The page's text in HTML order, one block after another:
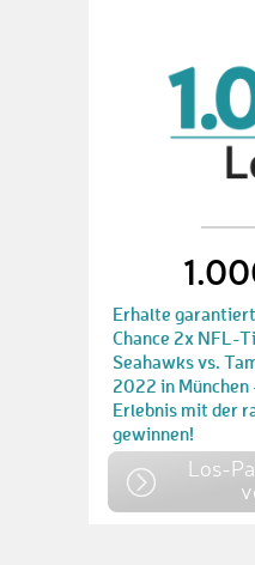
Erhalte
Chance 2x NFL-
Seahawks vs.
2022 in München
Erlebnis mit der
gewinnen!
Los-